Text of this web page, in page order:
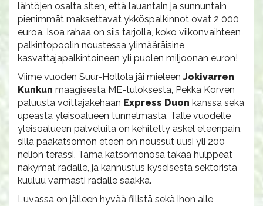
lähtöjen osalta siten, että lauantain ja sunnuntain
pienimmät maksettavat ykköspalkinnot ovat 2 000
euroa. Isoa rahaa on siis tarjolla, koko viikonvaihteen
palkintopoolin noustessa ylimääräisine
kasvattajapalkintoineen yli puolen miljoonan euron!
Viime vuoden Suur-Hollola jäi mieleen Jokivarren
Kunkun maagisesta ME-tuloksesta, Pekka Korven
paluusta voittajakehään Express Duon kanssa sekä
upeasta yleisöalueen tunnelmasta. Tälle vuodelle
yleisöalueen palveluita on kehitetty askel eteenpäin,
sillä pääkatsomon eteen on noussut uusi yli 200
neliön terassi. Tämä katsomonosa takaa hulppeat
näkymät radalle, ja kannustus kyseisestä sektorista
kuuluu varmasti radalle saakka.
Luvassa on jälleen hyvää fiilistä sekä ihon alle